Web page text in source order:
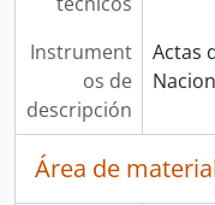
Instrument
os de
descripción
Actas
Área de